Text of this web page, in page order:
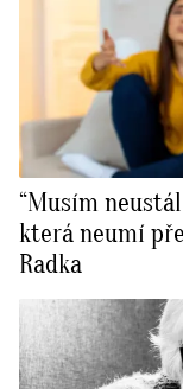
“Musím
která neumí
Radka